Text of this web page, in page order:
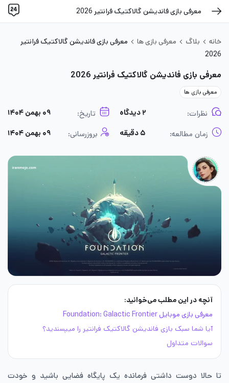
معرفی بازی فاندیشن گالاکتیک فرانتیر 2026
خانه بلاگ معرفی بازی ها
معرفی بازی فاندیشن گالاکتیک فرانتیر
2026
معرفی بازی فاندیشن گالاکتیک فرانتیر 2026
معرفی بازی ها
نظرات: ۲ دیدگاه تاریخ: ۰۹ بهمن ۱۴۰۴
زمان مطالعه: ۵ دقیقه بروزرسانی: ۰۹ بهمن ۱۴۰۴
آنچه در این مطلب می‌خوانید:
معرفی بازی موبایل Foundation: Galactic Frontier
آیا شما سبک بازی فاندیشن گالاکتیک فرانتیر را میپسندید؟
سوالات متداول
تا حالا دوست داشتی فرمانده یک پایگاه فضایی باشید و خودت